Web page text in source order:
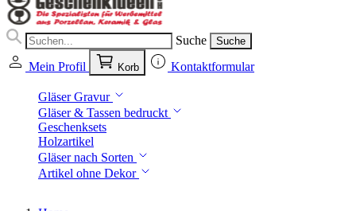
Suche Suche
Mein Profil Korb Kontaktformular
Gläser Gravur
Gläser & Tassen bedruckt
Geschenksets
Holzartikel
Gläser nach Sorten
Artikel ohne Dekor